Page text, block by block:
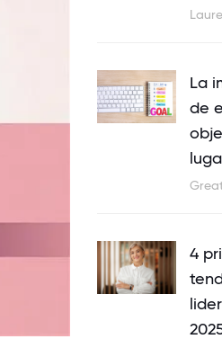
La
de
4